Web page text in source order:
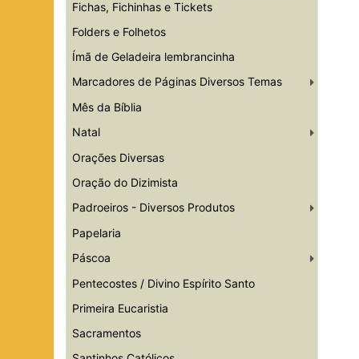
Fichas, Fichinhas e Tickets
Folders e Folhetos
Ímã de Geladeira lembrancinha
Marcadores de Páginas Diversos Temas
Mês da Bíblia
Natal
Orações Diversas
Oração do Dizimista
Padroeiros - Diversos Produtos
Papelaria
Páscoa
Pentecostes / Divino Espírito Santo
Primeira Eucaristia
Sacramentos